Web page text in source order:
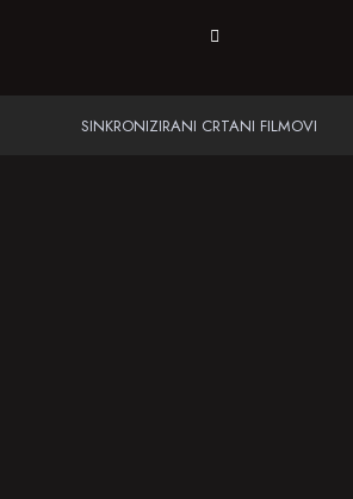
SINKRONIZIRANI CRTANI FILMOVI